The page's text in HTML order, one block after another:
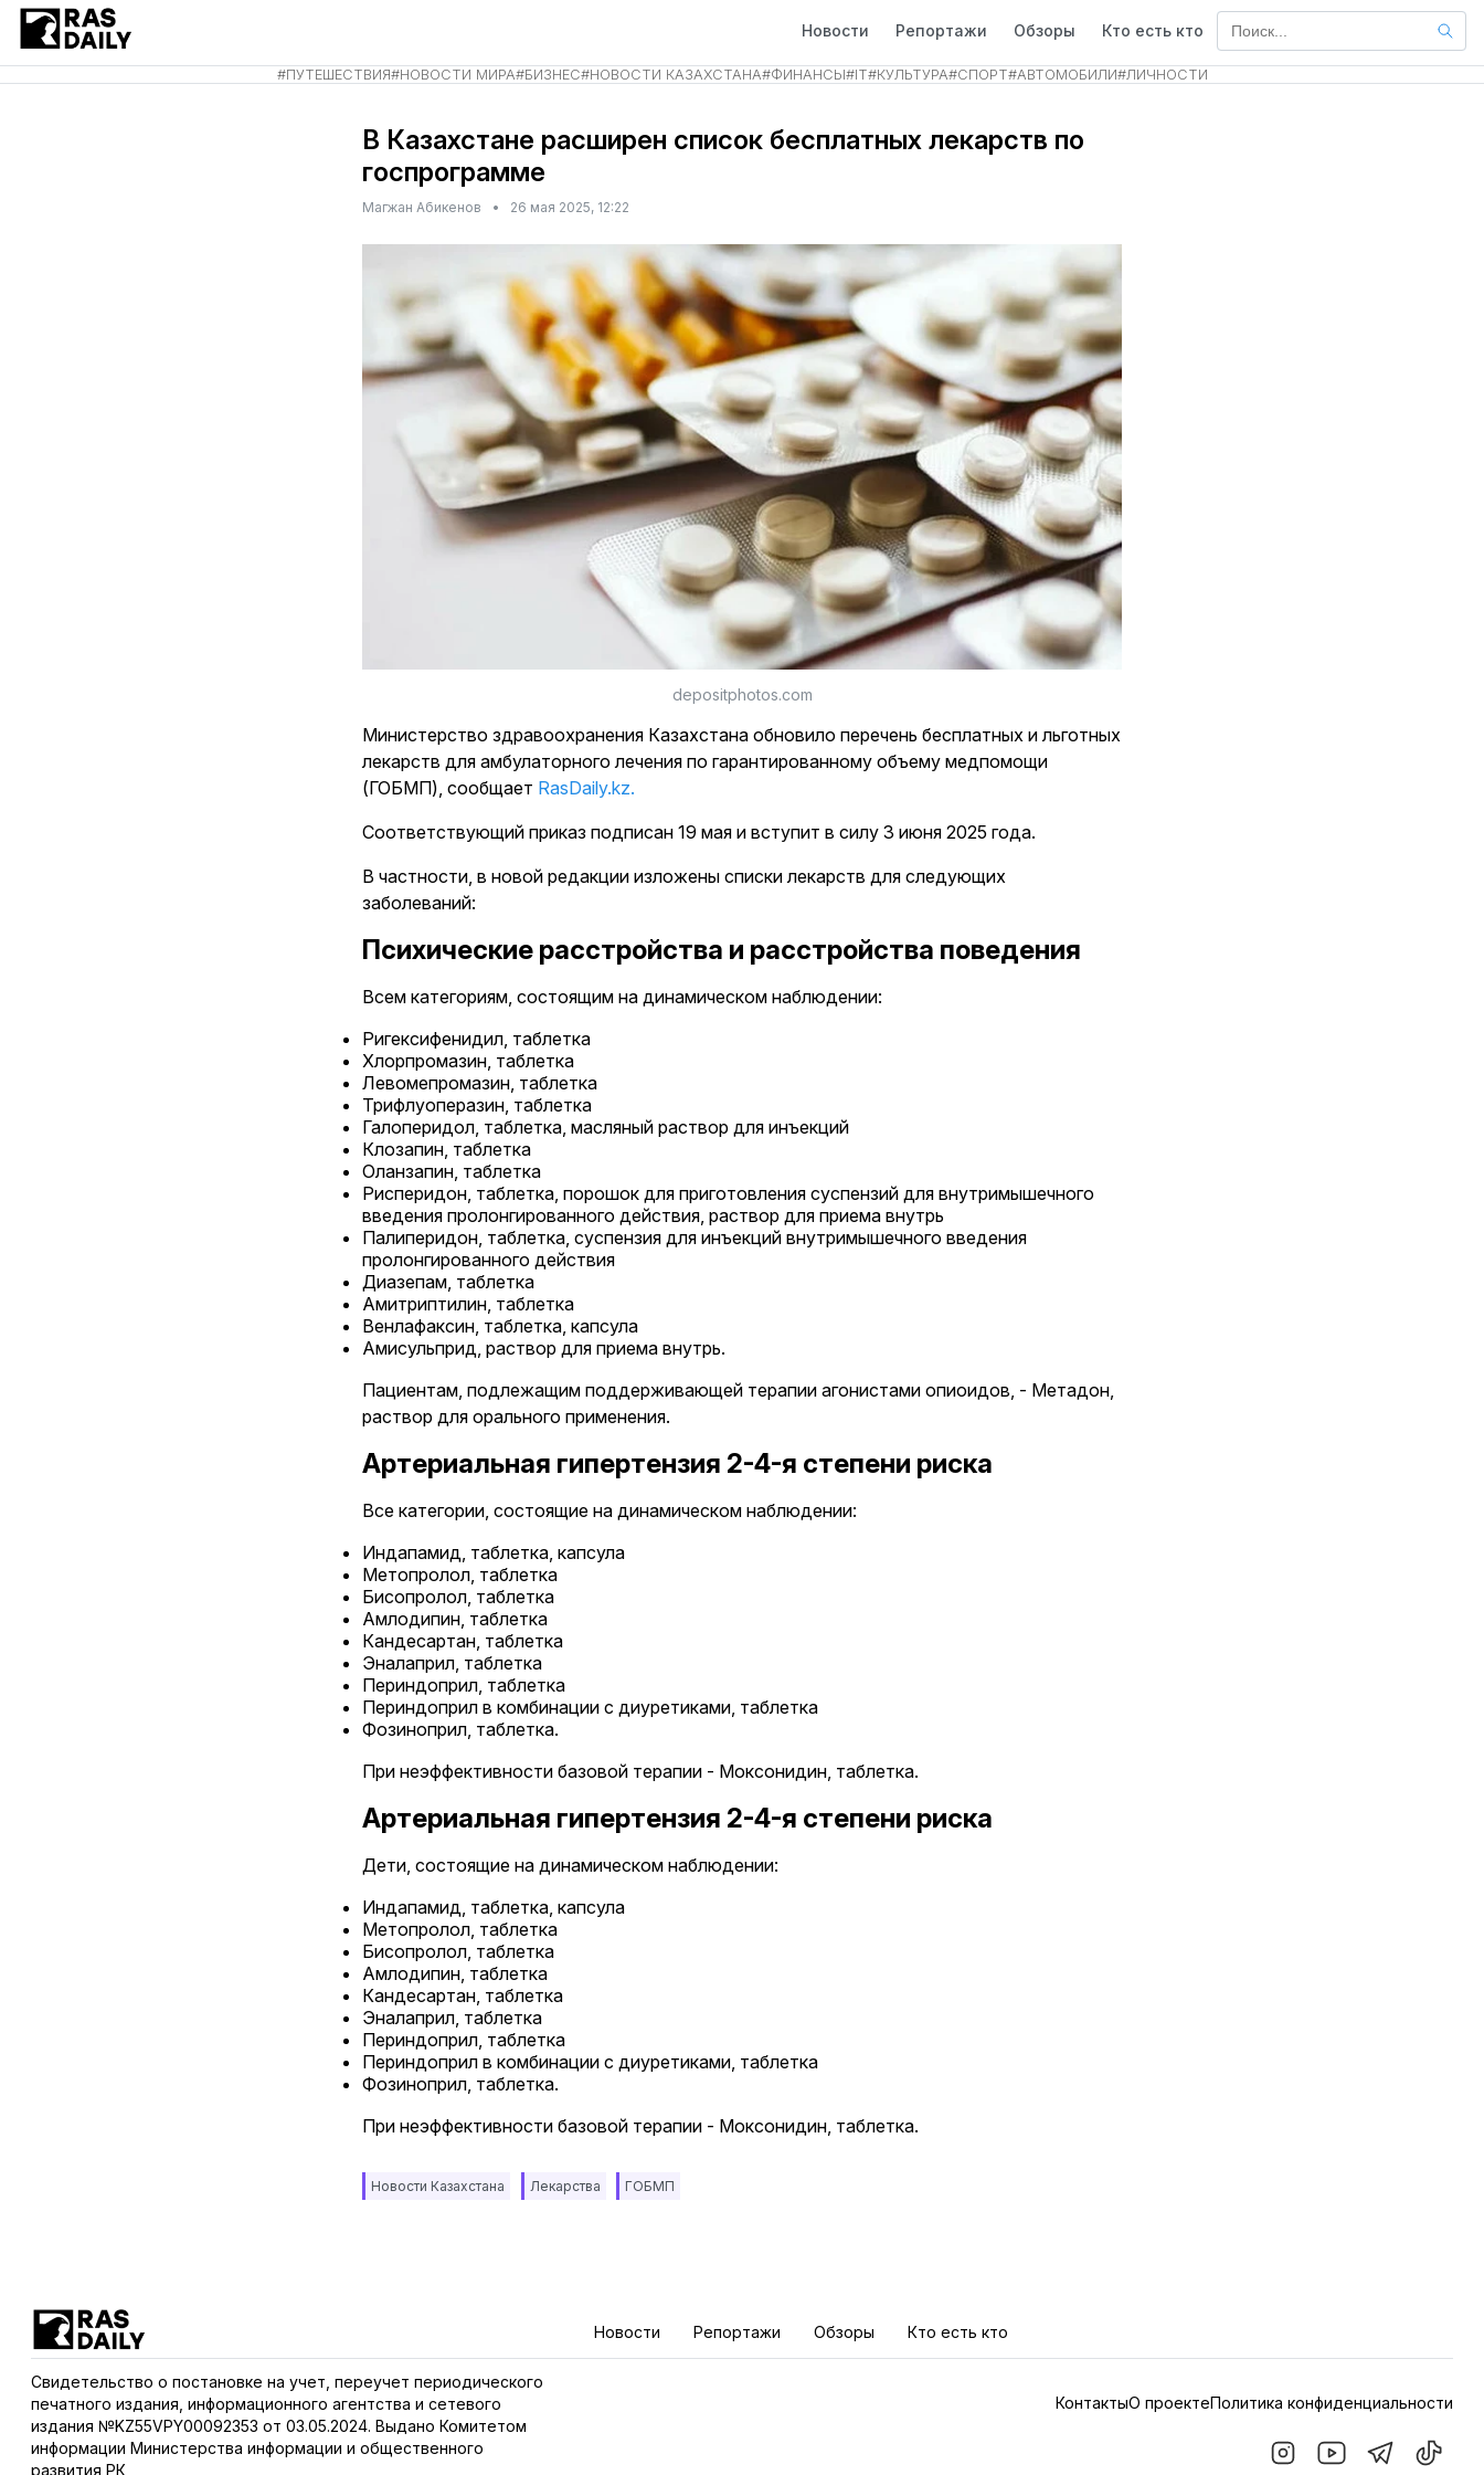
Новости Репортажи Обзоры Кто есть кто
#ПУТЕШЕСТВИЯ#НОВОСТИ МИРА#БИЗНЕС#НОВОСТИ КАЗАХСТАНА#ФИНАНСЫ#IT#КУЛЬТУРА#СПОРТ#АВТОМОБИЛИ#ЛИЧНОСТИ
В Казахстане расширен список бесплатных лекарств по
госпрограмме
Магжан Абикенов • 26 мая 2025, 12:22
depositphotos.com
Министерство здравоохранения Казахстана обновило перечень бесплатных и льготных
лекарств для амбулаторного лечения по гарантированному объему медпомощи
(ГОБМП), сообщает RasDaily.kz.
Соответствующий приказ подписан 19 мая и вступит в силу 3 июня 2025 года.
В частности, в новой редакции изложены списки лекарств для следующих
заболеваний:
Психические расстройства и расстройства поведения
Всем категориям, состоящим на динамическом наблюдении:
Ригексифенидил, таблетка
Хлорпромазин, таблетка
Левомепромазин, таблетка
Трифлуоперазин, таблетка
Галоперидол, таблетка, масляный раствор для инъекций
Клозапин, таблетка
Оланзапин, таблетка
Рисперидон, таблетка, порошок для приготовления суспензий для внутримышечного
введения пролонгированного действия, раствор для приема внутрь
Палиперидон, таблетка, суспензия для инъекций внутримышечного введения
пролонгированного действия
Диазепам, таблетка
Амитриптилин, таблетка
Венлафаксин, таблетка, капсула
Амисульприд, раствор для приема внутрь.
Пациентам, подлежащим поддерживающей терапии агонистами опиоидов, - Метадон,
раствор для орального применения.
Артериальная гипертензия 2-4-я степени риска
Все категории, состоящие на динамическом наблюдении:
Индапамид, таблетка, капсула
Метопролол, таблетка
Бисопролол, таблетка
Амлодипин, таблетка
Кандесартан, таблетка
Эналаприл, таблетка
Периндоприл, таблетка
Периндоприл в комбинации с диуретиками, таблетка
Фозиноприл, таблетка.
При неэффективности базовой терапии - Моксонидин, таблетка.
Артериальная гипертензия 2-4-я степени риска
Дети, состоящие на динамическом наблюдении:
Индапамид, таблетка, капсула
Метопролол, таблетка
Бисопролол, таблетка
Амлодипин, таблетка
Кандесартан, таблетка
Эналаприл, таблетка
Периндоприл, таблетка
Периндоприл в комбинации с диуретиками, таблетка
Фозиноприл, таблетка.
При неэффективности базовой терапии - Моксонидин, таблетка.
Новости Казахстана Лекарства ГОБМП
Новости Репортажи Обзоры Кто есть кто
Свидетельство о постановке на учет, переучет периодического
печатного издания, информационного агентства и сетевого
издания №KZ55VPY00092353 от 03.05.2024. Выдано Комитетом
информации Министерства информации и общественного
развития РК
КонтактыО проектеПолитика конфиденциальности